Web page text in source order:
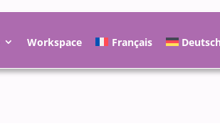
Workspace Français Deutsch